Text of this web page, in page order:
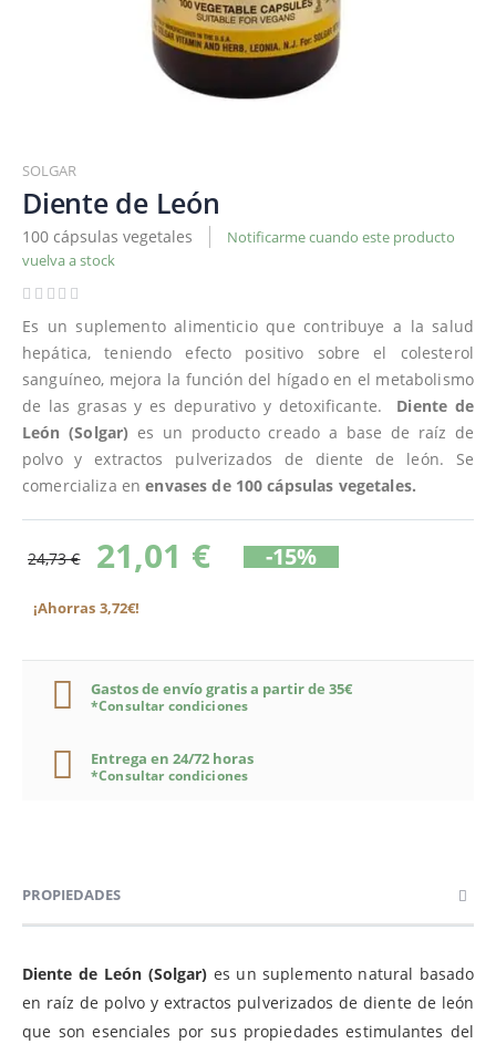
al
comienzo
de
la
galería
de
SOLGAR
Diente de León
100 cápsulas vegetales
Notificarme cuando este producto
vuelva a stock
Es un suplemento alimenticio que contribuye a la salud
hepática, teniendo efecto positivo sobre el colesterol
sanguíneo, mejora la función del hígado en el metabolismo
de las grasas y es depurativo y detoxificante. Diente de
León (Solgar) es un producto creado a base de raíz de
polvo y extractos pulverizados de diente de león. Se
comercializa enenvases de 100 cápsulas vegetales.
24,73 € 21,01 € -15%
¡Ahorras 3,72€!
Gastos de envío gratis a partir de 35€
*Consultar condiciones
Entrega en 24/72 horas
*Consultar condiciones
PROPIEDADES
Diente de León (Solgar) es un suplemento natural basado
en raíz de polvo y extractos pulverizados de diente de león
que son esenciales por sus propiedades estimulantes del